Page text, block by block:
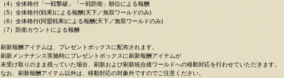
全体格付「一戦撃破」「一戦防衛」順位による報酬
全体格付(戦果)による報酬(天下／無双ワールドのみ)
全体格付(同盟戦果)による報酬(天下／無双ワールドのみ)
防衛カウントによる報酬
報酬アイテムは、プレゼントボックスに配布されます。
メンテナンス実施時にプレゼントボックスに刷新報酬アイテムが
取りのまま残っていた場合、刷新および刷新統合後ワールドへの移動対応を行わせていただきます。
刷新報酬アイテム以外は、移動対応の対象外ですのでご注意ください。